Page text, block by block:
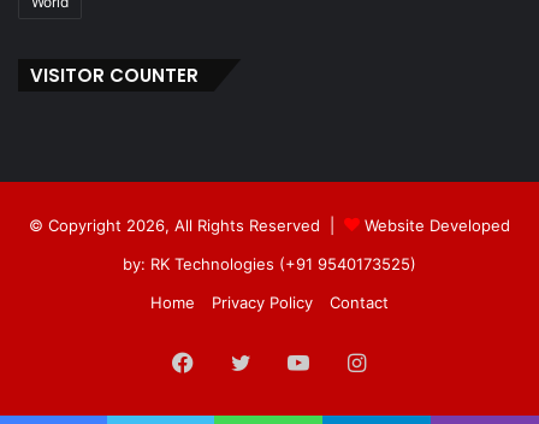
VISITOR COUNTER
© Copyright 2026, All Rights Reserved |
Website Developed
by: RK Technologies (+91 9540173525)
Home
Privacy Policy Contact
Facebook
TwitterYouTubeInstagram